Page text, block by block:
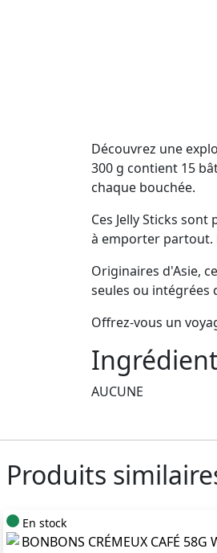
Découvrez une
300 g contient 15
chaque bouchée.
Ces Jelly Sticks
à emporter partout.
Originaires d'Asie,
seules ou intégrées
Offrez-vous un
AUCUNE
Produits
En stock